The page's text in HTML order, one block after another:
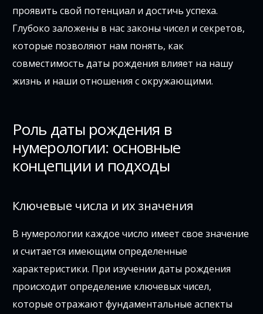
проявить свой потенциал и достичь успеха.
Глубоко заложены в нас законы чисел и секретов,
которые позволяют нам понять, как
совместимость даты рождения влияет на нашу
жизнь и наши отношения с окружающими.
Роль даты рождения в
нумерологии: основные
концепции и подходы
Ключевые числа и их значения
В нумерологии каждое число имеет свое значение
и считается имеющим определенные
характеристики. При изучении даты рождения
происходит определение ключевых чисел,
которые отражают фундаментальные аспекты